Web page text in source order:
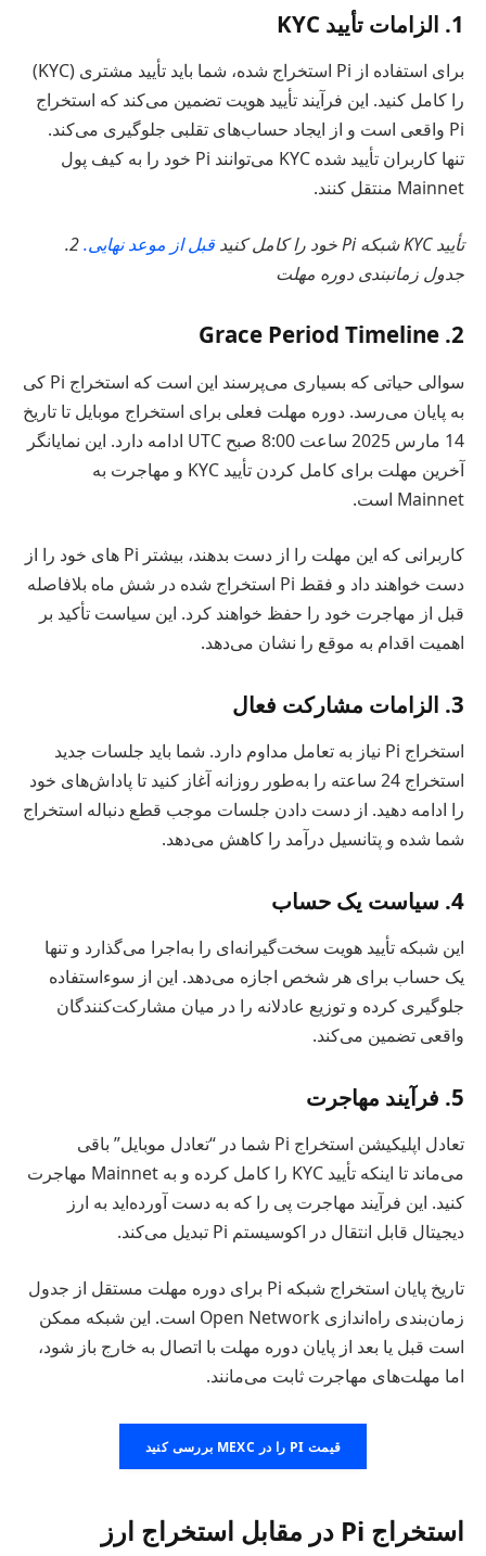
1. الزامات تأیید KYC
برای استفاده از Pi استخراج شده، شما باید تأیید مشتری (KYC)
را کامل کنید. این فرآیند تأیید هویت تضمین می‌کند که استخراج
Pi واقعی است و از ایجاد حساب‌های تقلبی جلوگیری می‌کند.
تنها کاربران تأیید شده KYC می‌توانند Pi خود را به کیف پول
Mainnet منتقل کنند.
تأیید KYC شبکه Pi خود را کامل کنید قبل از موعد نهایی.
2.
جدول زمانبندی دوره مهلت
2. Grace Period Timeline
سوالی حیاتی که بسیاری می‌پرسند این است که استخراج Pi کی
به پایان می‌رسد. دوره مهلت فعلی برای استخراج موبایل تا تاریخ
14 مارس 2025 ساعت 8:00 صبح UTC ادامه دارد. این نمایانگر
آخرین مهلت برای کامل کردن تأیید KYC و مهاجرت به
Mainnet است.
کاربرانی که این مهلت را از دست بدهند، بیشتر Pi های خود را از
دست خواهند داد و فقط Pi استخراج شده در شش ماه بلافاصله
قبل از مهاجرت خود را حفظ خواهند کرد. این سیاست تأکید بر
اهمیت اقدام به موقع را نشان می‌دهد.
3. الزامات مشارکت فعال
استخراج Pi نیاز به تعامل مداوم دارد. شما باید جلسات جدید
استخراج 24 ساعته را به‌طور روزانه آغاز کنید تا پاداش‌های خود
را ادامه دهید. از دست دادن جلسات موجب قطع دنباله استخراج
شما شده و پتانسیل درآمد را کاهش می‌دهد.
4. سیاست یک حساب
این شبکه تأیید هویت سخت‌گیرانه‌ای را به‌اجرا می‌گذارد و تنها
یک حساب برای هر شخص اجازه می‌دهد. این از سوءاستفاده
جلوگیری کرده و توزیع عادلانه را در میان مشارکت‌کنندگان
واقعی تضمین می‌کند.
5. فرآیند مهاجرت
تعادل اپلیکیشن استخراج Pi شما در “تعادل موبایل” باقی
می‌ماند تا اینکه تأیید KYC را کامل کرده و به Mainnet مهاجرت
کنید. این فرآیند مهاجرت پی را که به دست آورده‌اید به ارز
دیجیتال قابل انتقال در اکوسیستم Pi تبدیل می‌کند.
تاریخ پایان استخراج شبکه Pi برای دوره مهلت مستقل از جدول
زمان‌بندی راه‌اندازی Open Network است. این شبکه ممکن
است قبل یا بعد از پایان دوره مهلت با اتصال به خارج باز شود،
اما مهلت‌های مهاجرت ثابت می‌مانند.
قیمت PI را در MEXC بررسی کنید
استخراج Pi در مقابل استخراج ارز